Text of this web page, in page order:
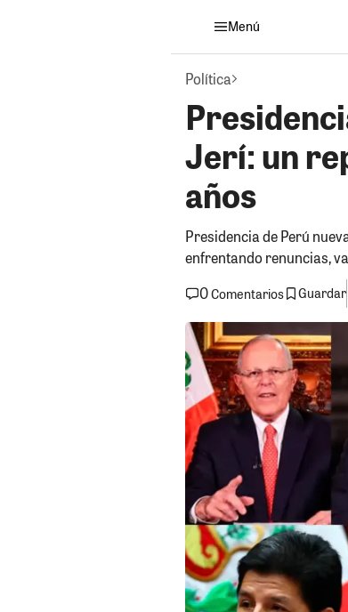
Menú
Política
Jerí: un
años
Presidencia de Perú
enfrentando renuncias,
0Comentarios Guardar